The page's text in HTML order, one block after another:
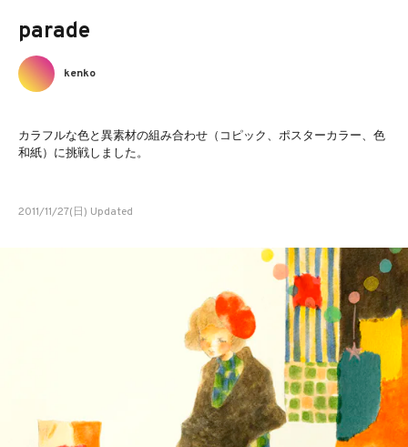
parade
kenko
カラフルな色と異素材の組み合わせ（コピック、ポスターカラー、色
和紙）に挑戦しました。
2011/11/27(日) Updated